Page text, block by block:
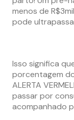
menos de
pode
Isso significa
porcentagem
ALERTA
passar por
acompanhado